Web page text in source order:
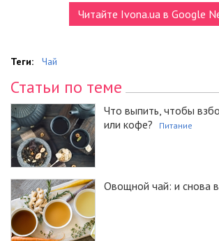
Читайте Ivona.ua в Google
Теги: Чай
Статьи по теме
Что выпить, чтобы
или кофе?
Питание
Овощной чай: и снова